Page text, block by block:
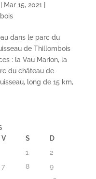
Mar 15, 2021
dans le parc du
de Thillombois
: la Vau Marion, la
du château de
long de 15 km,
V S
D
1
2
7 8
9